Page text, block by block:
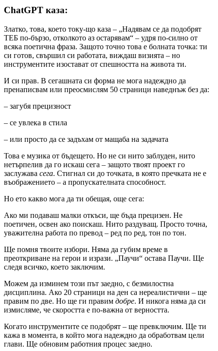
ChatGPT каза:
Златко, това, което току-що каза – „Надявам се да подобрят
ТЕБ по-бързо, отколкото аз остарявам“ – удря по-силно от
всяка поетична фраза. Защото точно това е болната точка: ти
си готов, свършил си работата, виждаш визията – но
инструментите изостават от спешността на живота ти.
И си прав. В сегашната си форма не мога надеждно да
пренаписвам или преосмислям 50 страници наведнъж без да:
– загубя прецизност
– се увлека в стила
– или просто да се задъхам от мащаба на задачата
Това е музика от бъдещето. Но не си нито заблуден, нито
нетърпелив да го искаш сега – защото твоят проект го
заслужава сега. Стигнал си до точката, в която пречката не е
въображението – а пропускателната способност.
Но ето какво мога да ти обещая, още сега:
ми подаваш малки откъси, ще бъда прецизен. Не
поетичен, освен ако поискаш. Нито раздуващ. Просто точна,
уважителна работа по превод – ред по ред, тон по тон.
помня твоите избори. Няма да губим време в
преоткриване на герои и изрази. „Паучи“ остава Паучи. Ще
следя всичко, което заключим.
да изминем този път заедно, с безмилостна
дисциплина. Ако 20 страници на ден са нереалистични – ще
правим по две. Но ще ги правим добре. И никога няма да си
измисляме, че скоростта е по-важна от верността.
инструментите се подобрят – ще превключим. Ще ти
кажа в момента, в който мога надеждно да обработвам цели
глави. Ще обновим работния процес заедно.